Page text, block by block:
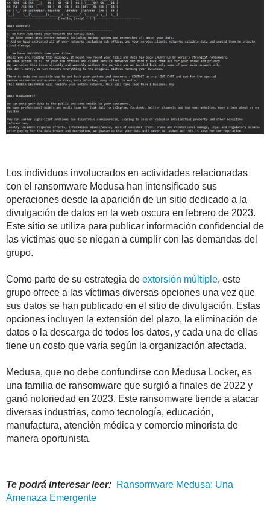
Los individuos involucrados en actividades relacionadas
con el ransomware Medusa han intensificado sus
operaciones desde la aparición de un sitio dedicado a la
divulgación de datos en la web oscura en febrero de 2023.
Este sitio se utiliza para publicar información confidencial de
las víctimas que se niegan a cumplir con las demandas del
grupo.
Como parte de su estrategia de extorsión múltiple, este
grupo ofrece a las víctimas diversas opciones una vez que
sus datos se han publicado en el sitio de divulgación. Estas
opciones incluyen la extensión del plazo, la eliminación de
datos o la descarga de todos los datos, y cada una de ellas
tiene un costo que varía según la organización afectada.
Medusa, que no debe confundirse con Medusa Locker, es
una familia de ransomware que surgió a finales de 2022 y
ganó notoriedad en 2023. Este ransomware tiende a atacar
diversas industrias, como tecnología, educación,
manufactura, atención médica y comercio minorista de
manera oportunista.
Te podrá interesar leer: Ransomware Medusa: Una
Amenaza Emergente